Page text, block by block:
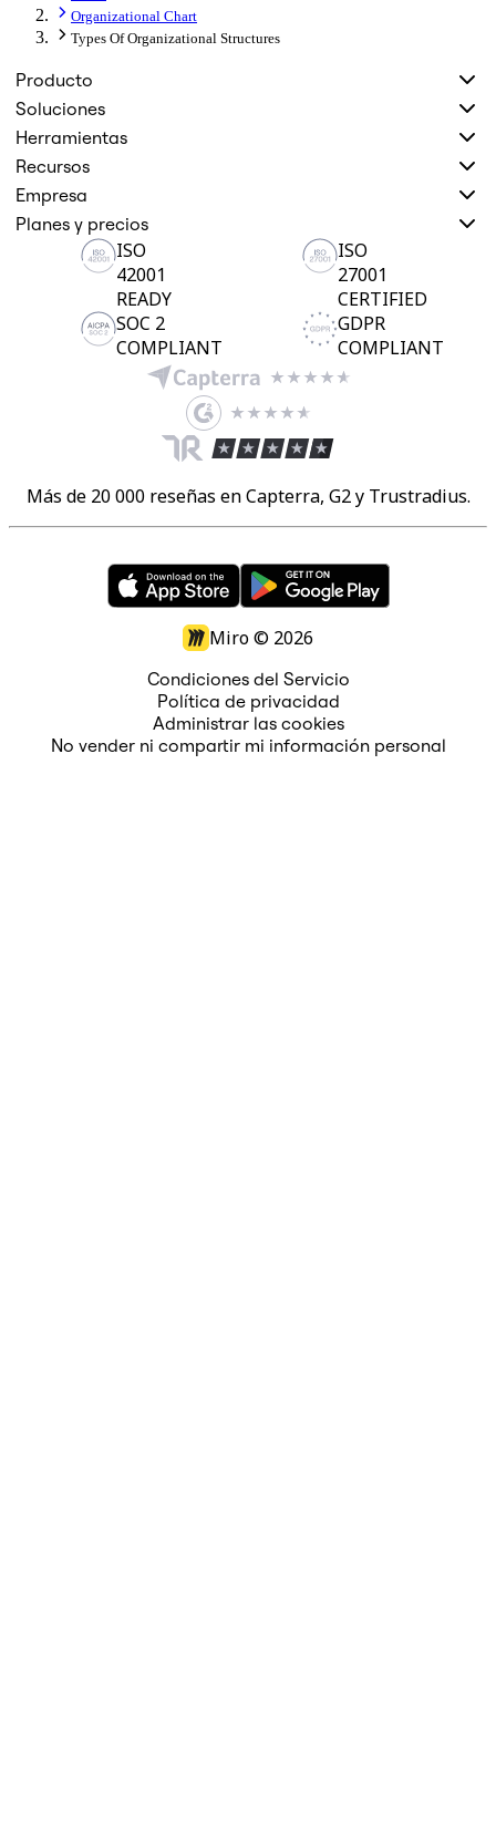
Organizational Chart
Types Of Organizational Structures
Producto
Soluciones
Herramientas
Recursos
Empresa
Planes y precios
ISO
42001
READY
ISO
27001
CERTIFIED
SOC 2
COMPLIANT
GDPR
COMPLIANT
Más de 20 000 reseñas en Capterra, G2 y Trustradius.
Miro © 2026
Condiciones del Servicio
Política de privacidad
Administrar las cookies
No vender ni compartir mi información personal